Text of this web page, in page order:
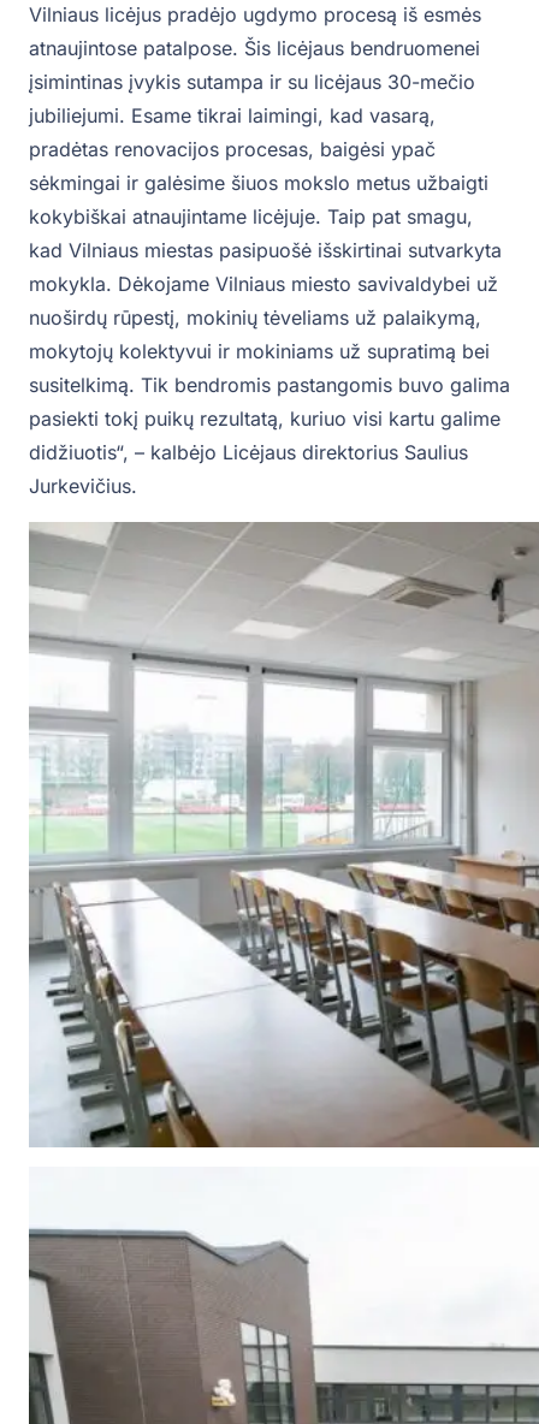
Vilniaus licėjus pradėjo ugdymo procesą iš esmės
atnaujintose patalpose. Šis licėjaus bendruomenei
įsimintinas įvykis sutampa ir su licėjaus 30-mečio
jubiliejumi. Esame tikrai laimingi, kad vasarą,
pradėtas renovacijos procesas, baigėsi ypač
sėkmingai ir galėsime šiuos mokslo metus užbaigti
kokybiškai atnaujintame licėjuje. Taip pat smagu,
kad Vilniaus miestas pasipuošė išskirtinai sutvarkyta
mokykla. Dėkojame Vilniaus miesto savivaldybei už
nuoširdų rūpestį, mokinių tėveliams už palaikymą,
mokytojų kolektyvui ir mokiniams už supratimą bei
susitelkimą. Tik bendromis pastangomis buvo galima
pasiekti tokį puikų rezultatą, kuriuo visi kartu galime
didžiuotis“, – kalbėjo Licėjaus direktorius Saulius
Jurkevičius.